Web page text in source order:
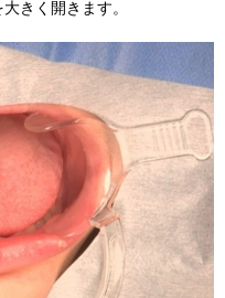
きく開きます。